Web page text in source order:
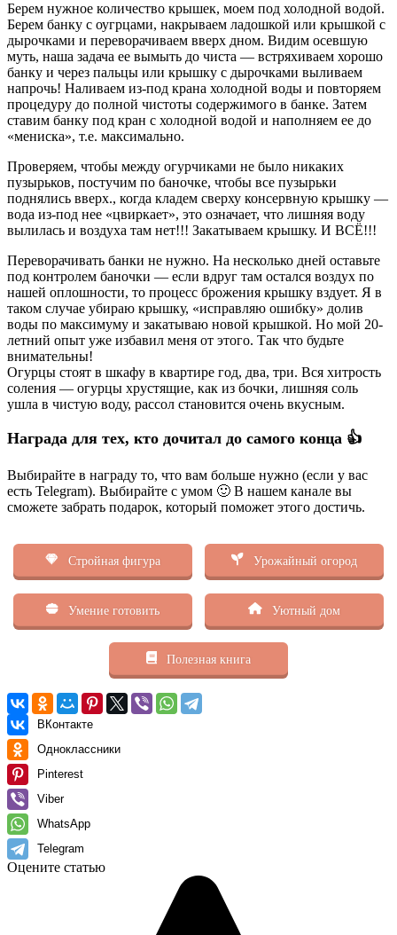
Берем нужное количество крышек, моем под холодной водой.
Берем банку с оугрцами, накрываем ладошкой или крышкой с
дырочками и переворачиваем вверх дном. Видим осевшую
муть, наша задача ее вымыть до чиста — встряхиваем хорошо
банку и через пальцы или крышку с дырочками выливаем
напрочь! Наливаем из-под крана холодной воды и повторяем
процедуру до полной чистоты содержимого в банке. Затем
ставим банку под кран с холодной водой и наполняем ее до
«мениска», т.е. максимально.
Проверяем, чтобы между огурчиками не было никаких
пузырьков, постучим по баночке, чтобы все пузырьки
поднялись вверх., когда кладем сверху консервную крышку —
вода из-под нее «цвиркает», это означает, что лишняя воду
вылилась и воздуха там нет!!! Закатываем крышку. И ВСЁ!!!
Переворачивать банки не нужно. На несколько дней оставьте
под контролем баночки — если вдруг там остался воздух по
нашей оплошности, то процесс брожения крышку вздует. Я в
таком случае убираю крышку, «исправляю ошибку» долив
воды по максимуму и закатываю новой крышкой. Но мой 20-
летний опыт уже избавил меня от этого. Так что будьте
внимательны!
Огурцы стоят в шкафу в квартире год, два, три. Вся хитрость
соления — огурцы хрустящие, как из бочки, лишняя соль
ушла в чистую воду, рассол становится очень вкусным.
Награда для тех, кто дочитал до самого конца 👍
Выбирайте в награду то, что вам больше нужно (если у вас
есть Telegram). Выбирайте с умом 🙂 В нашем канале вы
сможете забрать подарок, который поможет этого достичь.
Стройная фигура Урожайный огород
Умение готовить Уютный дом
Полезная книга
ВКонтакте
Одноклассники
Pinterest
Viber
WhatsApp
Telegram
Оцените статью